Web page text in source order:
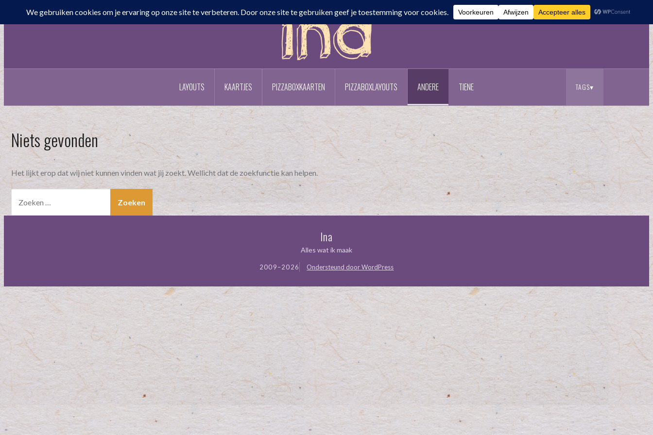
TAGS
LAYOUTS KAARTJES PIZZABOXKAARTEN PIZZABOXLAYOUTS ANDERE TIENE
Niets gevonden
Het lijkt erop dat wij niet kunnen vinden wat jij zoekt. Wellicht dat de zoekfunctie kan helpen.
naar:
Ina
Alles wat ik maak
2009–2026 Ondersteund door WordPress